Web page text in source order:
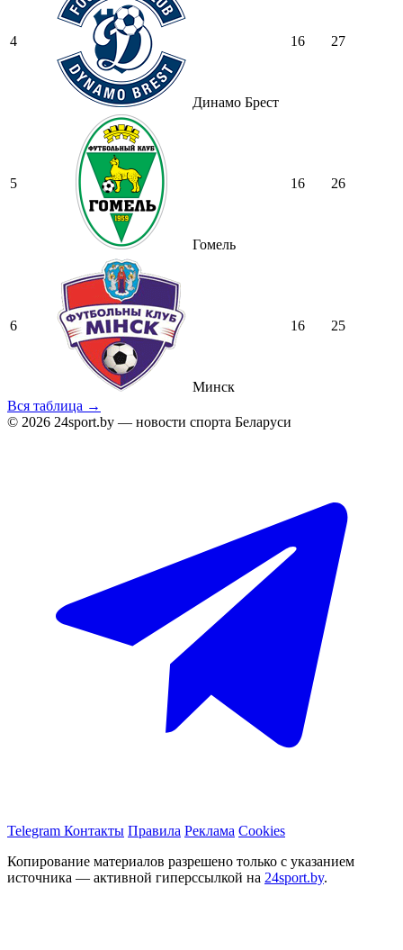
4
Динамо Брест
16 27
5
Гомель
16 26
6
Минск
16 25
Вся таблица →
© 2026 24sport.by — новости спорта Беларуси
Telegram Контакты Правила Реклама Cookies
Копирование материалов разрешено только с указанием
источника — активной гиперссылкой на 24sport.by.